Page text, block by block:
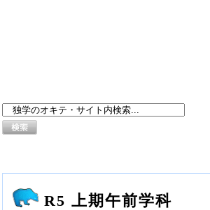
R5 上期午前学科